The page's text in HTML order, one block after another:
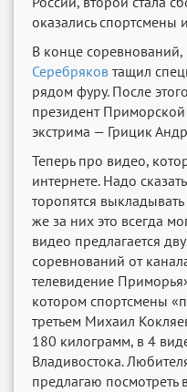
оказались спортсмены
В конце
Серебряков тащил
рядом фуру. После
президент
экстрима — Грицик
Теперь про видео,
интернете. Надо
торопятся
же за них это всегда
видео предлагается
соревнований от
телевидение
котором спортсмены
третьем Михаил
180 килограмм, в 4
Владивостока.
предлагаю посмотреть